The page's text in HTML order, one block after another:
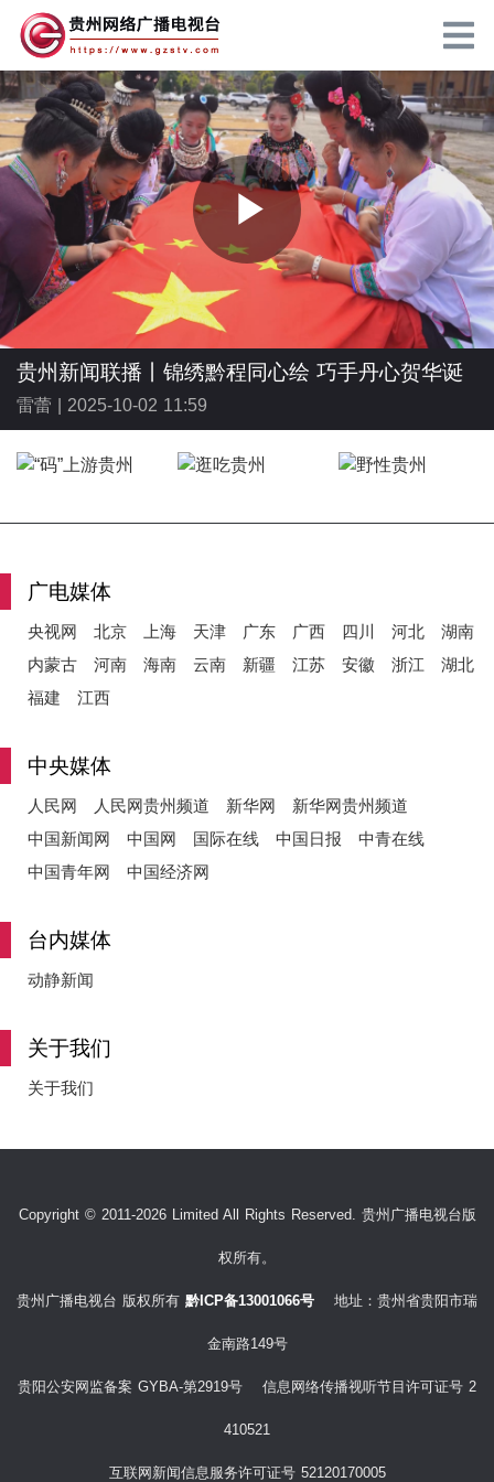
P
l
a
i
贵州新闻联播丨锦绣黔程同心绘 巧手丹心贺华诞
雷蕾 | 2025-10-02 11:59
广电媒体
央视网 北京 上海 天津 广东 广西 四川 河北
湖南
内蒙古
河南 海南 云南 新疆 江苏 安徽 浙江
湖北
福建
江西
中央媒体
人民网 人民网贵州频道 新华网
新华网贵州频道
中国新闻网
中国网 国际在线 中国日报
中青在线
中国青年网
中国经济网
台内媒体
动静新闻
关于我们
关于我们
Copyright © 2011-2026 Limited All Rights Reserved. 贵州广播电视台版
权所有。
贵州广播电视台 版权所有 黔ICP备13001066号 地址：贵州省贵阳市瑞
金南路149号
贵阳公安网监备案 GYBA-第2919号 信息网络传播视听节目许可证号 2
410521
互联网新闻信息服务许可证号 52120170005